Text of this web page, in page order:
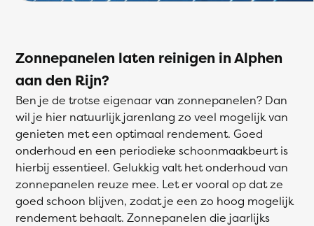
Zonnepanelen laten reinigen in Alphen
aan den Rijn?
Ben je de trotse eigenaar van zonnepanelen? Dan
wil je hier natuurlijk jarenlang zo veel mogelijk van
genieten met een optimaal rendement. Goed
onderhoud en een periodieke schoonmaakbeurt is
hierbij essentieel. Gelukkig valt het onderhoud van
zonnepanelen reuze mee. Let er vooral op dat ze
goed schoon blijven, zodat je een zo hoog mogelijk
rendement behaalt. Zonnepanelen die jaarlijks